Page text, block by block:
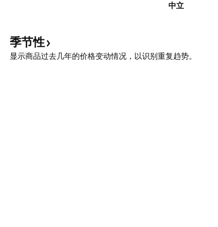
中立
季节性
显示商品过去几年的价格变动情况，以识别重复趋势。